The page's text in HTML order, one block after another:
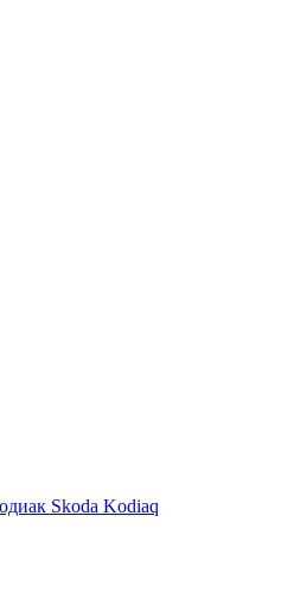
Skoda Kodiaq